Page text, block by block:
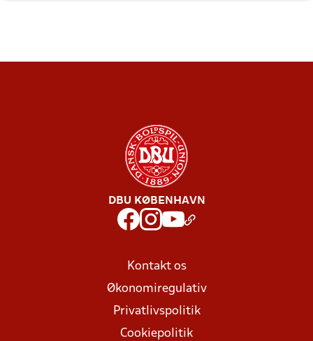
DBU KØBENHAVN
Kontakt os
Økonomiregulativ
Privatlivspolitik
Cookiepolitik